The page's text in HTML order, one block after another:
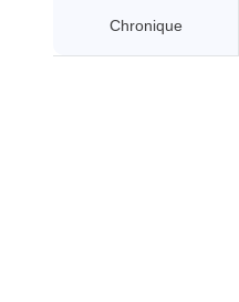
Chronique